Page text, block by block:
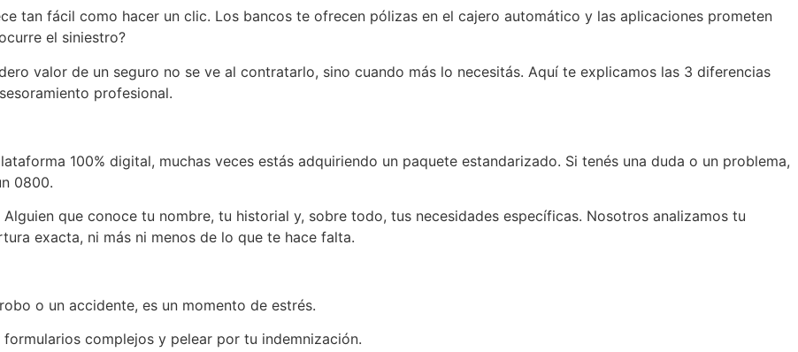
tan fácil como hacer un clic. Los bancos te ofrecen pólizas en el cajero automático y las aplicaciones prometen
el siniestro?
valor de un seguro no se ve al contratarlo, sino cuando más lo necesitás. Aquí te explicamos las 3 diferencias
profesional.
100% digital, muchas veces estás adquiriendo un paquete estandarizado. Si tenés una duda o un problema,
0800.
que conoce tu nombre, tu historial y, sobre todo, tus necesidades específicas. Nosotros analizamos tu
exacta, ni más ni menos de lo que te hace falta.
o un accidente, es un momento de estrés.
complejos y pelear por tu indemnización.